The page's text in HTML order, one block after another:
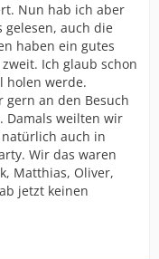
Nun hab ich aber
gelesen, auch die
haben ein gutes
Ich glaub schon
holen werde.
an den Besuch
Damals weilten wir
auch in
Wir das waren
Matthias, Oliver,
jetzt keinen